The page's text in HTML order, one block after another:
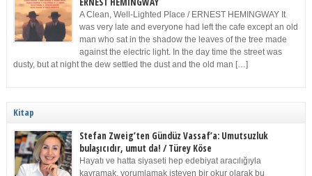
A Clean, Well-Lighted Place / ERNEST HEMINGWAY It
was very late and everyone had left the cafe except an old
man who sat in the shadow the leaves of the tree made
against the electric light. In the day time the street was
dusty, but at night the dew settled the dust and the old man […]
Kitap
Stefan Zweig’ten Gündüz Vassaf’a: Umutsuzluk
bulaşıcıdır, umut da! / Türey Köse
Hayatı ve hatta siyaseti hep edebiyat aracılığıyla
kavramak, yorumlamak isteyen bir okur olarak bu